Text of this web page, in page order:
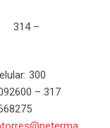
–
300
– 317